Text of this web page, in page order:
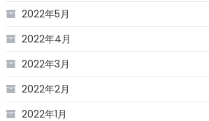
2022年5月
2022年4月
2022年3月
2022年2月
2022年1月